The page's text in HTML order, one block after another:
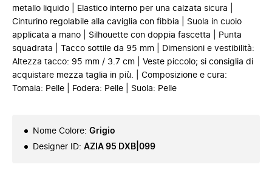
metallo liquido | Elastico interno per una calzata sicura |
Cinturino regolabile alla caviglia con fibbia | Suola in cuoio
applicata a mano | Silhouette con doppia fascetta | Punta
squadrata | Tacco sottile da 95 mm | Dimensioni e vestibilità:
Altezza tacco: 95 mm / 3.7 cm | Veste piccolo; si consiglia di
acquistare mezza taglia in più. | Composizione e cura:
Tomaia: Pelle | Fodera: Pelle | Suola: Pelle
Nome Colore: Grigio
Designer ID: AZIA 95 DXB|099